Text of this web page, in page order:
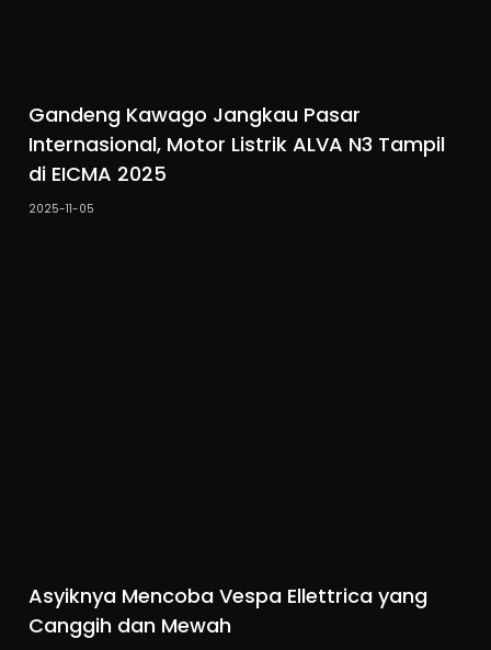
Gandeng Kawago Jangkau Pasar
Internasional, Motor Listrik ALVA N3 Tampil
di EICMA 2025
2025-11-05
Asyiknya Mencoba Vespa Ellettrica yang
Canggih dan Mewah